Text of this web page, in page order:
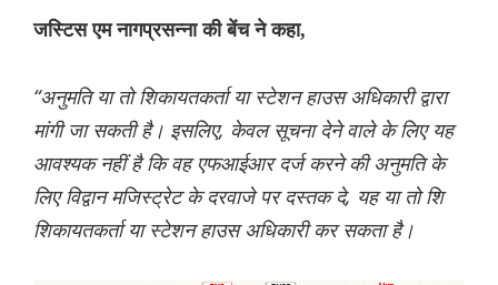
जस्टिस एम नागप्रसन्ना की बेंच ने कहा,
“अनुमति या तो शिकायतकर्ता या स्टेशन हाउस अधिकारी द्वारा
मांगी जा सकती है। इसलिए, केवल सूचना देने वाले के लिए यह
आवश्यक नहीं है कि वह एफआईआर दर्ज करने की अनुमति के
लिए विद्वान मजिस्ट्रेट के दरवाजे पर दस्तक दे, यह या तो शि
शिकायतकर्ता या स्टेशन हाउस अधिकारी कर सकता है।